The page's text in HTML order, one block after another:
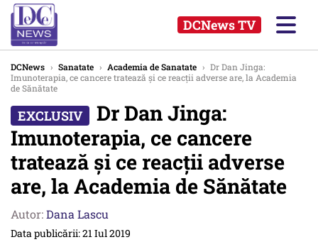
DCNews TV
DCNews › Sanatate › Academia de Sanatate › Dr Dan Jinga:
Imunoterapia, ce cancere tratează și ce reacții adverse are, la Academia
de Sănătate
Dr Dan Jinga:
Imunoterapia, ce cancere
tratează și ce reacții adverse
are, la Academia de Sănătate
Autor:Dana Lascu
Data publicării: 21 Iul 2019